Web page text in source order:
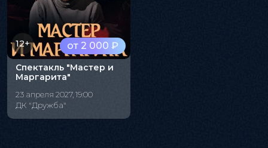
от 2 000 ₽
12+
Спектакль "Мастер и
Маргарита"
23 апреля 2027, 19:00
ДК "Дружба"